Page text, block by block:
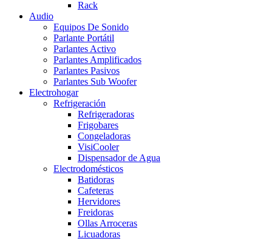
Rack
Audio
Equipos De Sonido
Parlante Portátil
Parlantes Activo
Parlantes Amplificados
Parlantes Pasivos
Parlantes Sub Woofer
Electrohogar
Refrigeración
Refrigeradoras
Frigobares
Congeladoras
VisiCooler
Dispensador de Agua
Electrodomésticos
Batidoras
Cafeteras
Hervidores
Freidoras
Ollas Arroceras
Licuadoras